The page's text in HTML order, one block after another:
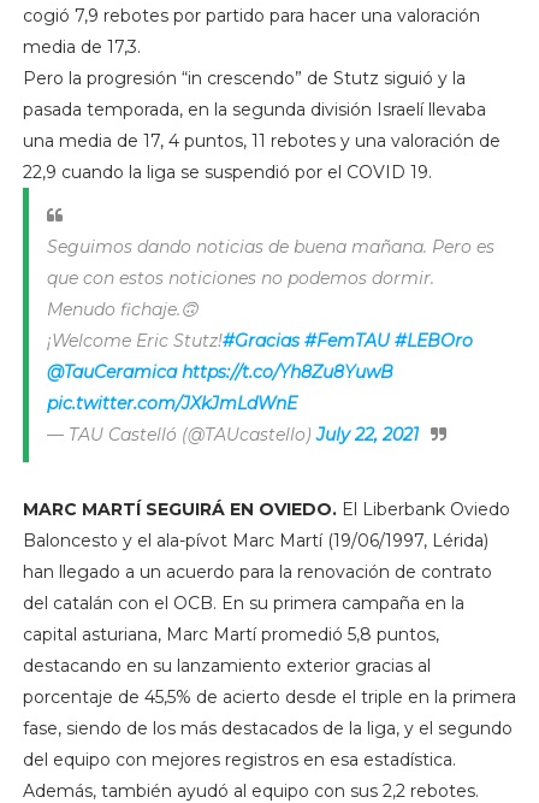
cogió 7,9 rebotes por partido para hacer una valoración
media de 17,3.
Pero la progresión “in crescendo” de Stutz siguió y la
pasada temporada, en la segunda división Israelí llevaba
una media de 17, 4 puntos, 11 rebotes y una valoración de
22,9 cuando la liga se suspendió por el COVID 19.
Seguimos dando noticias de buena mañana. Pero es
que con estos noticiones no podemos dormir.
Menudo fichaje.🙃
¡Welcome Eric Stutz!#Gracias #FemTAU #LEBOro
@TauCeramica https://t.co/Yh8Zu8YuwB
pic.twitter.com/JXkJmLdWnE
— TAU Castelló (@TAUcastello)July 22, 2021
MARC MARTÍ SEGUIRÁ EN OVIEDO.El Liberbank Oviedo
Baloncesto y el ala-pívot Marc Martí (19/06/1997, Lérida)
han llegado a un acuerdo para la renovación de contrato
del catalán con el OCB. En su primera campaña en la
capital asturiana, Marc Martí promedió 5,8 puntos,
destacando en su lanzamiento exterior gracias al
porcentaje de 45,5% de acierto desde el triple en la primera
fase, siendo de los más destacados de la liga, y el segundo
del equipo con mejores registros en esa estadística.
Además, también ayudó al equipo con sus 2,2 rebotes.